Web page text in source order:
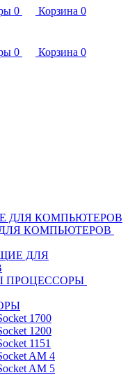
0 Корзина 0
0 Корзина 0
КОМПЬЮТЕРОВ
ДЛЯ
ПРОЦЕССОРЫ
1700
1200
1151
AM 4
AM 5